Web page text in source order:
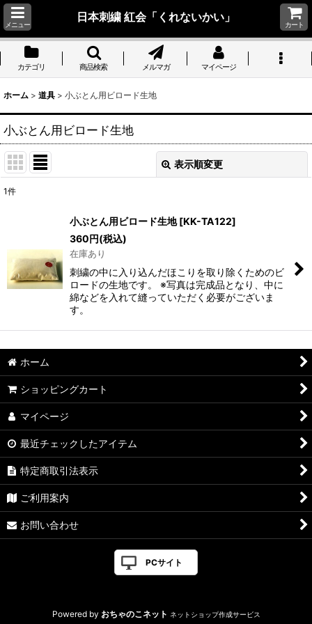
メニュー
日本刺繍 紅会「くれないかい」
カート
カテゴリ 商品検索 メルマガ マイページ
ホーム > 道具 > 小ぶとん用ビロード生地
小ぶとん用ビロード生地
表示順変更
絞り込む
1件
小ぶとん用ビロード生地 [KK-TA122]
360円(税込)
在庫あり
刺繍の中に入り込んだほこりを取り除くためのビ
ロードの生地です。 ※写真は完成品となり、中に
綿などを入れて縫っていただく必要がございま
す。
ホーム
ショッピングカート
マイページ
最近チェックしたアイテム
特定商取引法表示
ご利用案内
お問い合わせ
PCサイト
Powered by おちゃのこネット ネットショップ作成サービス